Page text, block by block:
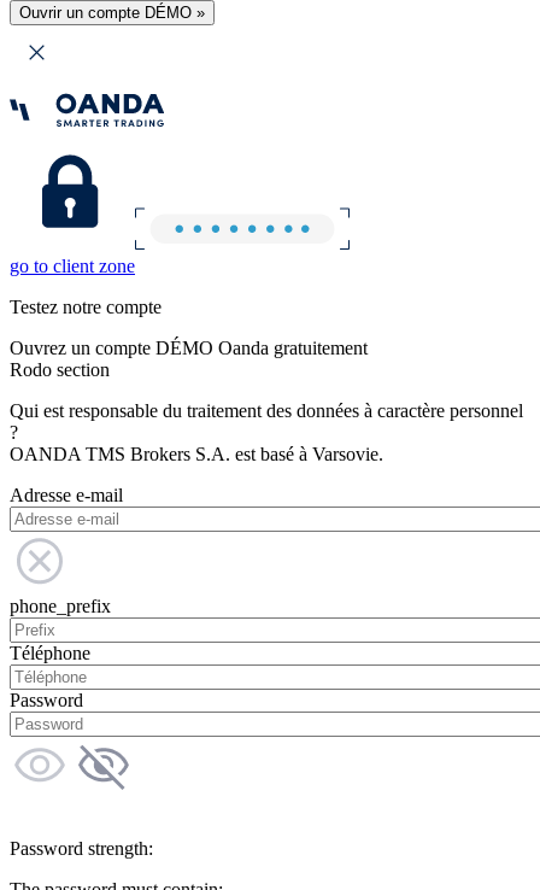
Ouvrir un compte DÉMO »
go to client zone
Testez notre compte
Ouvrez un compte DÉMO Oanda gratuitement
Rodo section
Qui est responsable du traitement des données à caractère personnel
?
OANDA TMS Brokers S.A. est basé à Varsovie.
Adresse e-mail
phone_prefix
Téléphone
Password
Password strength: